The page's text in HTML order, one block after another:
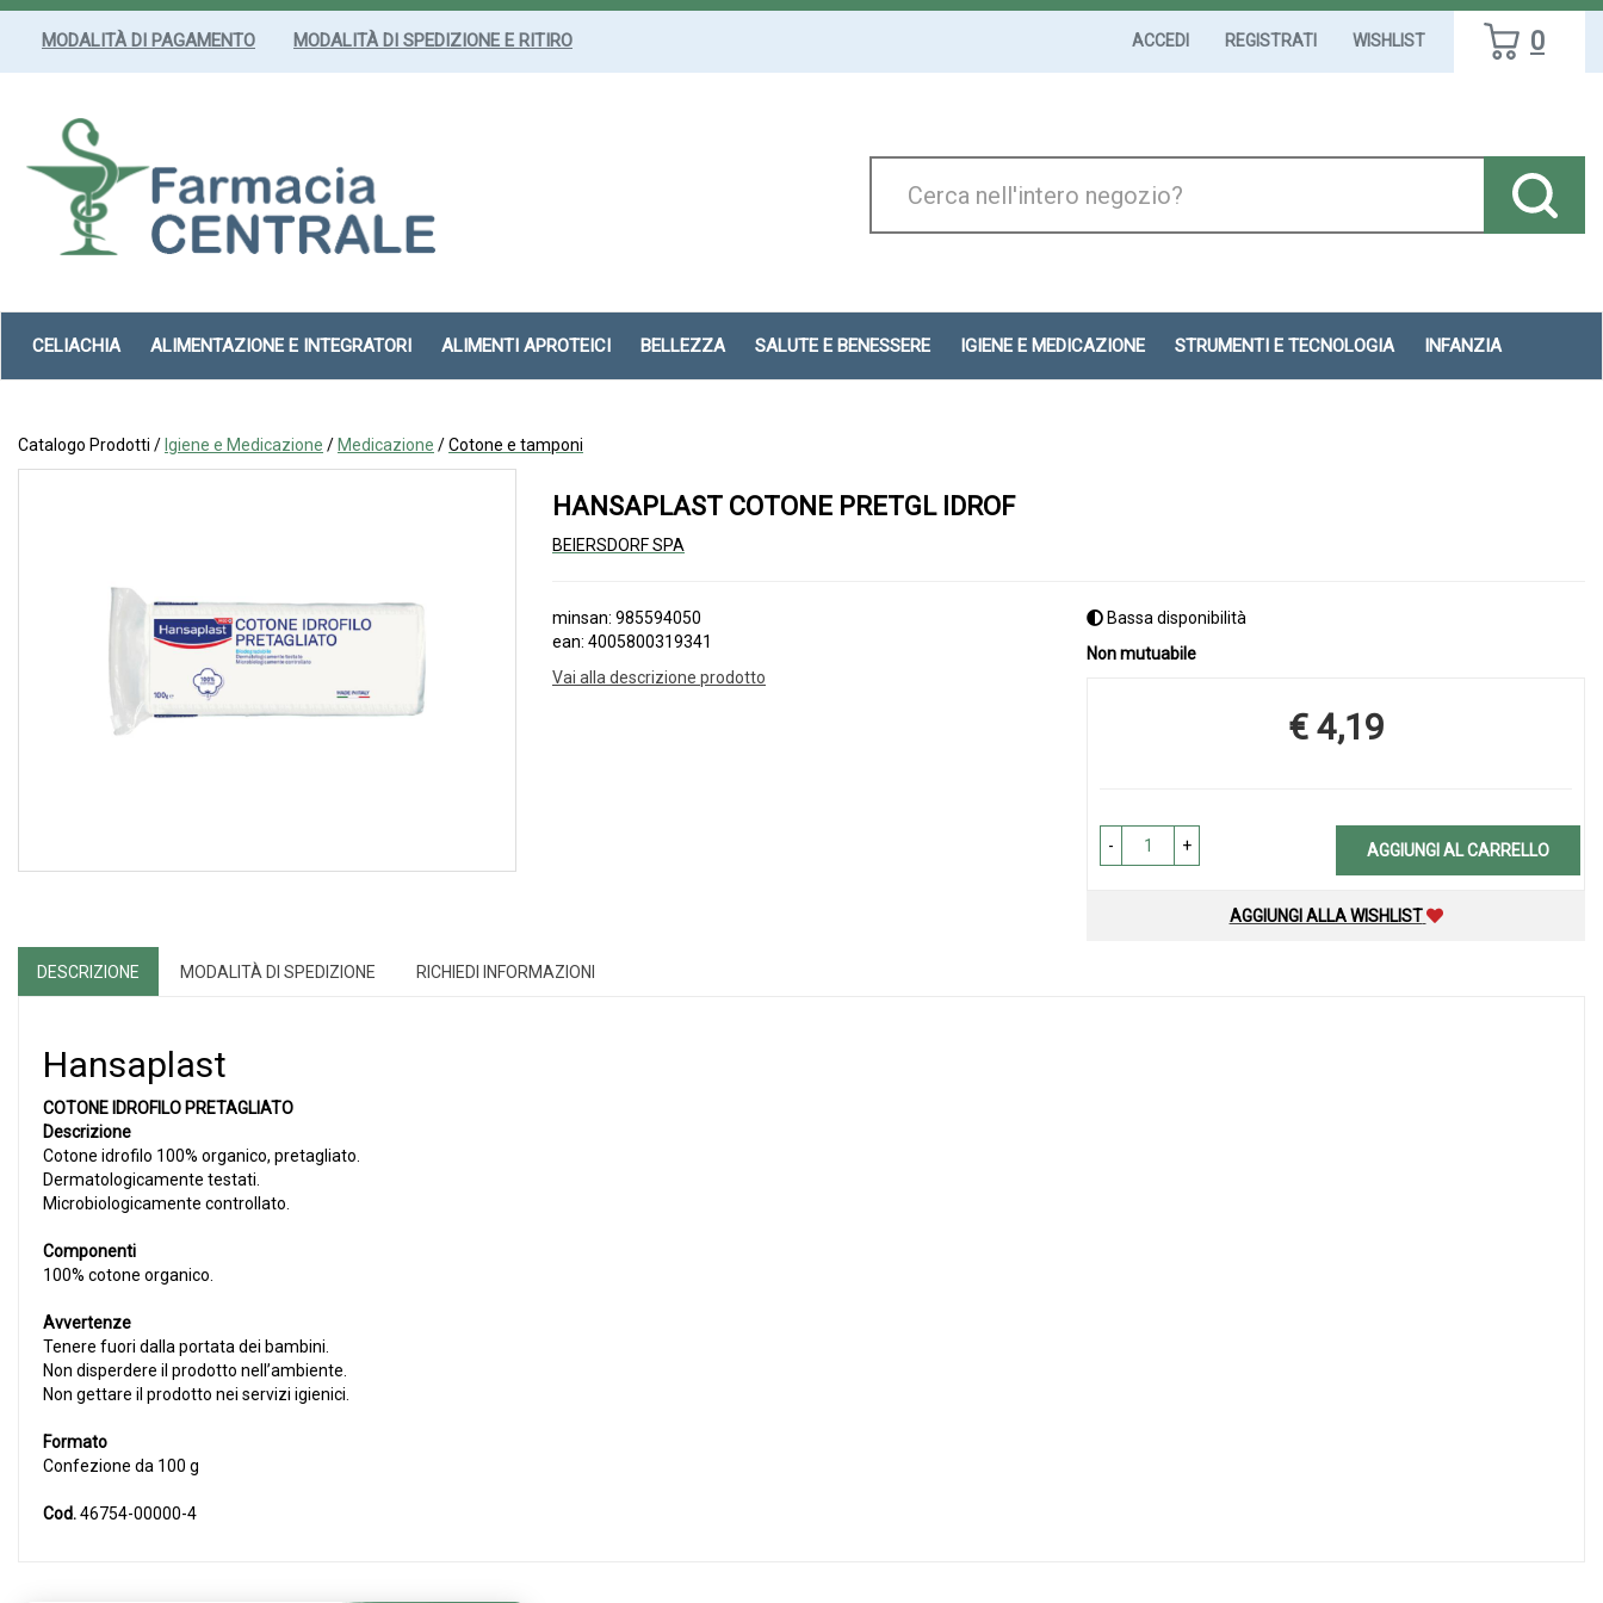
Passa
MODALITÀ DI PAGAMENTO MODALITÀ DI SPEDIZIONE E RITIRO ACCEDI REGISTRATI WISHLIST 0
Prodotto
CELIACHIA ALIMENTAZIONE E INTEGRATORI ALIMENTI APROTEICI BELLEZZA SALUTE E BENESSERE IGIENE E MEDICAZIONE STRUMENTI E TECNOLOGIA INFANZIA
Catalogo Prodotti / Igiene e Medicazione / Medicazione /Cotone e tamponi
HANSAPLAST COTONE PRETGL IDROF
BEIERSDORF SPA
minsan: 985594050
ean: 4005800319341
Vai alla descrizione prodotto
Bassa disponibilità
Non mutuabile
Prezzo
€ 4,19
- + AGGIUNGI AL CARRELLO
AGGIUNGI ALLA WISHLIST
DESCRIZIONE MODALITÀ DI SPEDIZIONE RICHIEDI INFORMAZIONI
Hansaplast
COTONE IDROFILO PRETAGLIATO
Descrizione
Cotone idrofilo 100% organico, pretagliato.
Dermatologicamente testati.
Microbiologicamente controllato.
Componenti
100% cotone organico.
Avvertenze
Tenere fuori dalla portata dei bambini.
Non disperdere il prodotto nell’ambiente.
Non gettare il prodotto nei servizi igienici.
Formato
Confezione da 100 g
Cod.46754-00000-4